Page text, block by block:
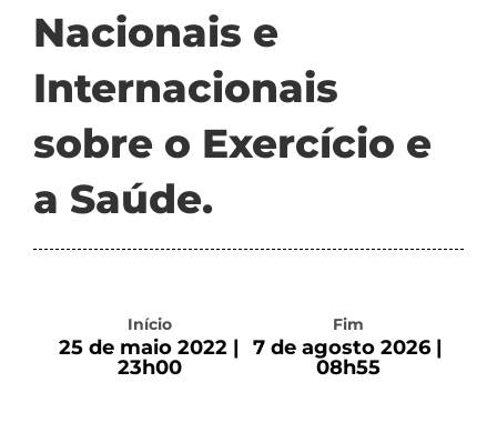
Nacionais e
Internacionais
sobre o Exercício e
a Saúde.
Início
25 de maio 2022 |
23h00
Fim
7 de agosto 2026 |
08h55